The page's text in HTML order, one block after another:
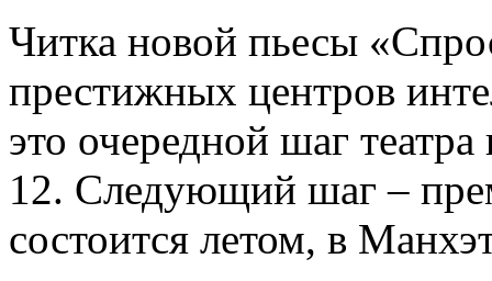
Читка новой пьесы
престижных центров
это очередной шаг
12. Следующий шаг –
состоится летом, в